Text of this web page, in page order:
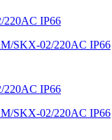
SKX-02/220AC IP66
SKX-02/220AC IP66